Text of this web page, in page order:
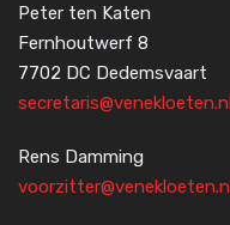
Peter ten Katen
Fernhoutwerf 8
7702 DC Dedemsvaart
secretaris@venekloeten.nl
Rens Damming
voorzitter@venekloeten.nl